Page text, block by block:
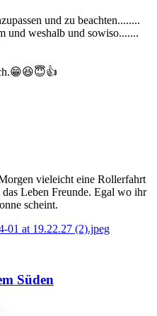
und zu beachten........
und weshalb und sowiso.......
😁😆😇👍
vieleicht eine Rollerfahrt
Leben Freunde. Egal wo ihr
scheint.
Süden